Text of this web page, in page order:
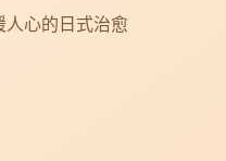
心的日式治愈